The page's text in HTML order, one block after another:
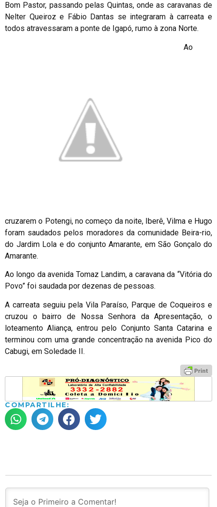
Bom Pastor, passando pelas Quintas, onde as caravanas de
Nelter Queiroz e Fábio Dantas se integraram à carreata e
todos atravessaram a ponte de Igapó, rumo à zona Norte.
Ao
cruzarem o Potengi, no começo da noite, Iberê, Vilma e Hugo
foram saudados pelos moradores da comunidade Beira-rio,
do Jardim Lola e do conjunto Amarante, em São Gonçalo do
Amarante.
Ao longo da avenida Tomaz Landim, a caravana da “Vitória do
Povo” foi saudada por dezenas de pessoas.
A carreata seguiu pela Vila Paraíso, Parque de Coqueiros e
cruzou o bairro de Nossa Senhora da Apresentação, o
loteamento Aliança, entrou pelo Conjunto Santa Catarina e
terminou com uma grande concentração na avenida Pico do
Cabugi, em Soledade II.
COMPARTILHE: